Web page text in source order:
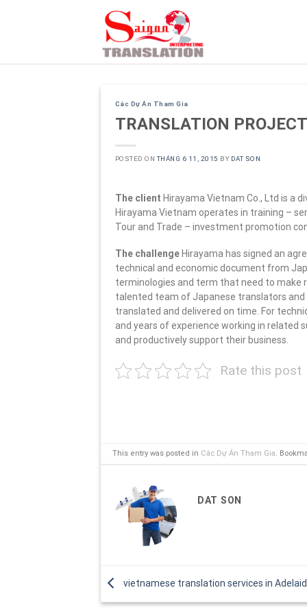
Các Dự Án Tham Gia
TRANSLATION
POSTED ONTHÁNG 6 11, 2015 BY DAT SON
The client Hirayama Vietnam Co., Ltd is a
Hirayama Vietnam operates in training –
Tour and Trade – investment promotion
The challenge Hirayama has signed an
technical and economic document from
terminologies and term that need to make
talented team of Japanese translators
translated and delivered on time. For
and years of experience working in related
and productively support their business.
Rate this post
This entry was posted in Các Dự Án Tham Gia.
DAT SON
vietnamese translation services in